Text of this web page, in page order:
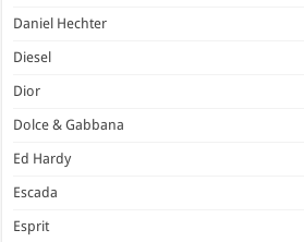
Daniel Hechter
Diesel
Dior
Dolce & Gabbana
Ed Hardy
Escada
Esprit